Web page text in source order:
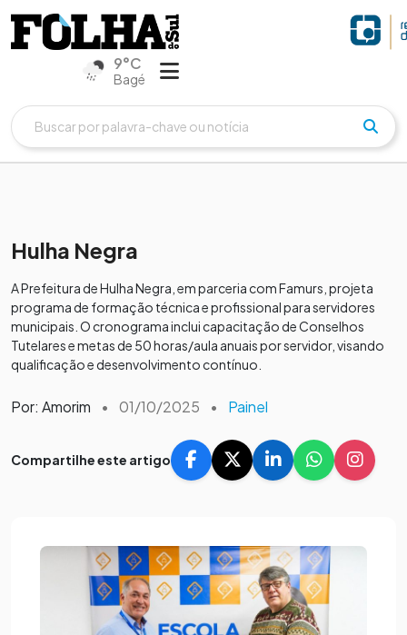
9°C
Bagé
Hulha Negra
A Prefeitura de Hulha Negra, em parceria com Famurs, projeta
programa de formação técnica e profissional para servidores
municipais. O cronograma inclui capacitação de Conselhos
Tutelares e metas de 50 horas/aula anuais por servidor, visando
qualificação e desenvolvimento contínuo.
Por: Amorim • 01/10/2025 • Painel
Compartilhe este artigo